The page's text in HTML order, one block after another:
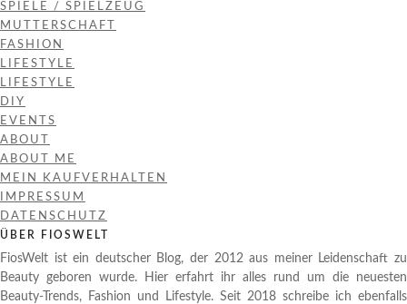
SPIELE / SPIELZEUG
MUTTERSCHAFT
FASHION
LIFESTYLE
LIFESTYLE
DIY
EVENTS
ABOUT
ABOUT ME
MEIN KAUFVERHALTEN
IMPRESSUM
DATENSCHUTZ
ÜBER FIOSWELT
FiosWelt ist ein deutscher Blog, der 2012 aus meiner Leidenschaft zu
Beauty geboren wurde. Hier erfahrt ihr alles rund um die neuesten
Beauty-Trends, Fashion und Lifestyle. Seit 2018 schreibe ich ebenfalls